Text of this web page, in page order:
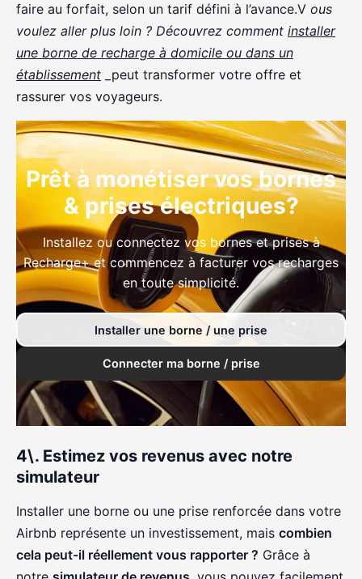
faire au forfait, selon un tarif défini à l’avance.V ous
voulez aller plus loin ? Découvrez comment installer
une borne de recharge à domicile ou dans un
établissement _peut transformer votre offre et
rassurer vos voyageurs.
Prêt à monétiser vos bornes
& prises électriques?
Installez ou connectez vos bornes et prises à
Recharge+ et commencez à facturer vos recharges
en toute simplicité.
Installer une borne / une prise
Connecter ma borne / prise
4\. Estimez vos revenus avec notre
simulateur
Installer une borne ou une prise renforcée dans votre
Airbnb représente un investissement, mais combien
cela peut-il réellement vous rapporter ? Grâce à